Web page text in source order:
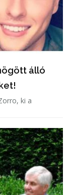
álló
ki a